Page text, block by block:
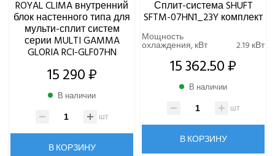
ROYAL CLIMA внутренний
блок настенного типа для
мульти-сплит систем
серии MULTI GAMMA
GLORIA RCI-GLF07HN
15 290 ₽
В наличии
шт
В КОРЗИНУ
Сплит-система SHUFT
SFTM-07HN1_23Y комплект
Мощность
охлаждения, кВт 2.19 кВт
15 362.50 ₽
В наличии
шт
В КОРЗИНУ